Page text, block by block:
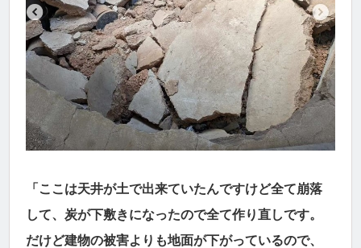
「ここは天井が土で出来ていたんですけど全て崩落
して、炭が下敷きになったので全て作り直しです。
だけど建物の被害よりも地面が下がっているので、